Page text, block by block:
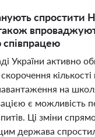
спростити
також
України активно
кількості
на
є можливість
Ці зміни
держава